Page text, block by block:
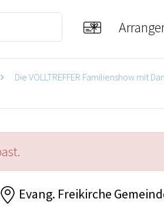
Die VOLLTREFFER Familienshow mit
Evang. Freikirche